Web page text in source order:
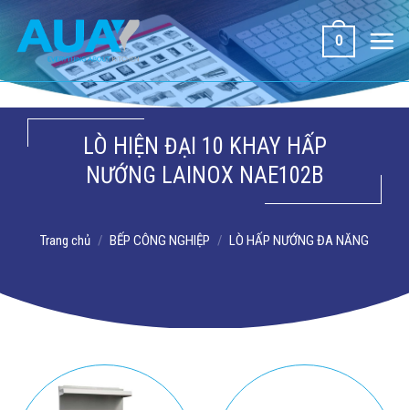
dung
0
LÒ HIỆN ĐẠI 10 KHAY HẤP
NƯỚNG LAINOX NAE102B
Trang chủ / BẾP CÔNG NGHIỆP / LÒ HẤP NƯỚNG ĐA NĂNG